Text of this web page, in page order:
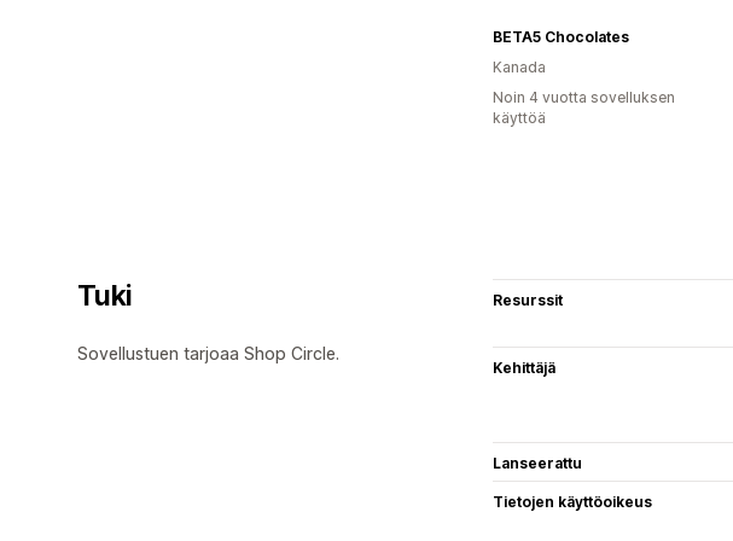
BETA5 Chocolates
Kanada
Noin 4 vuotta sovelluksen
käyttöä
Tuki
Sovellustuen tarjoaa Shop Circle.
Resurssit
Kehittäjä
Lanseerattu
Tietojen käyttöoikeus